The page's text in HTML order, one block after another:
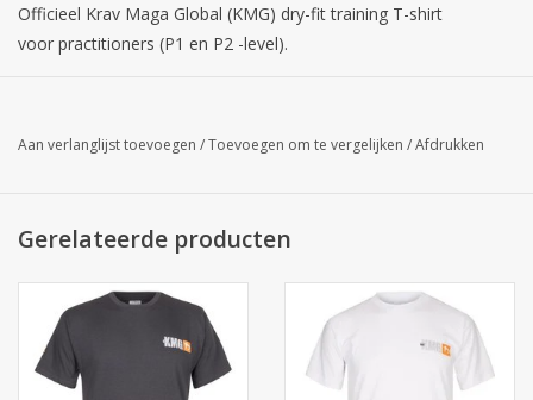
Officieel Krav Maga Global (KMG) dry-fit training T-shirt
voor practitioners (P1 en P2 -level).
Het KMG (by Eyal Yanilov) staat linksvoor op de borst en breed
Aan verlanglijst toevoegen /Toevoegen om te vergelijken /Afdrukken
Gerelateerde producten